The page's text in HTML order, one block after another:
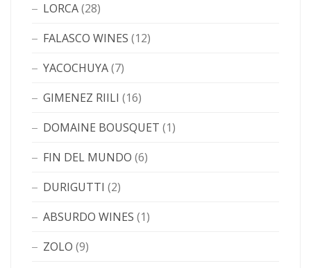
LORCA(28)
FALASCO WINES (12)
YACOCHUYA(7)
GIMENEZ RIILI (16)
DOMAINE BOUSQUET (1)
FIN DEL MUNDO (6)
DURIGUTTI (2)
ABSURDO WINES (1)
ZOLO (9)